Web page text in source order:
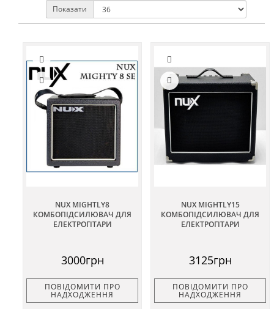
Показати
NUX MIGHTLY8
КОМБОПІДСИЛЮВАЧ ДЛЯ
ЕЛЕКТРОГІТАРИ
3000грн
ПОВІДОМИТИ ПРО
НАДХОДЖЕННЯ
NUX MIGHTLY15
КОМБОПІДСИЛЮВАЧ ДЛЯ
ЕЛЕКТРОГІТАРИ
3125грн
ПОВІДОМИТИ ПРО
НАДХОДЖЕННЯ